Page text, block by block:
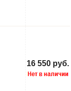
16 550 руб.